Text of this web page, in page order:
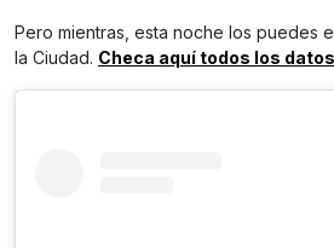
Pero mientras, esta noche los puedes
la Ciudad. Checa aquí todos los